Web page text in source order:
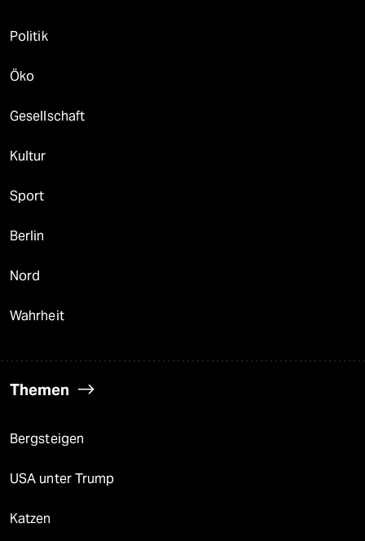
Politik
Öko
Gesellschaft
Kultur
Sport
Berlin
Nord
Wahrheit
Themen
Bergsteigen
USA unter Trump
Katzen